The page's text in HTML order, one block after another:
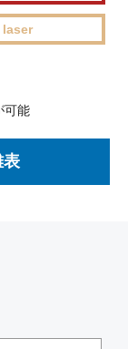
laser
可能
表